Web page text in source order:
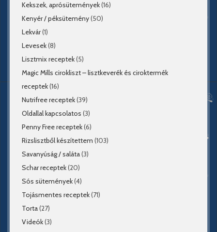
Kekszek, aprósütemények(16)
Kenyér / péksütemény(50)
Lekvár(1)
Levesek(8)
Lisztmix receptek(5)
Magic Mills cirokliszt – lisztkeverék és ciroktermék
receptek(16)
Nutrifree receptek(39)
Oldallal kapcsolatos (3)
Penny Free receptek(6)
Rizslisztből készítettem (103)
Savanyúság / saláta(3)
Schar receptek(20)
Sós sütemények(4)
Tojásmentes receptek(71)
Torta(27)
Videók(3)